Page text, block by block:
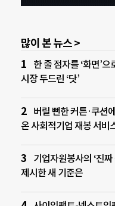
많이 본 뉴스 >
한 줄 점자를 ‘화면’
시장 두드린 ‘닷’
버릴 뻔한 커튼·쿠션
온 사회적기업 재봉 서비
기업자원봉사의 ‘진
제시한 새 기준은